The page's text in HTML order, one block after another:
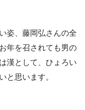
姿、藤岡弘さんの全
年を召されても男の
漢として、ひょろい
と思います。